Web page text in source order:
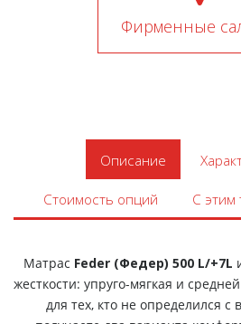
Фирменные
Описание
Стоимость опций С этим
Матрас Feder (Федер) 500 L/+7L
жесткости: упруго-мягкая и
для тех, кто не определился